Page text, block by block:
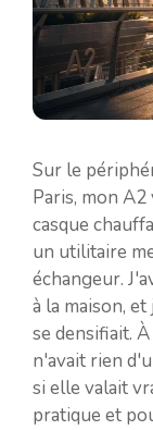
Sur le
Paris, mon A2
casque
un utilitaire
échangeur.
à la maison,
se densifiait.
n'avait rien
si elle valait
pratique et